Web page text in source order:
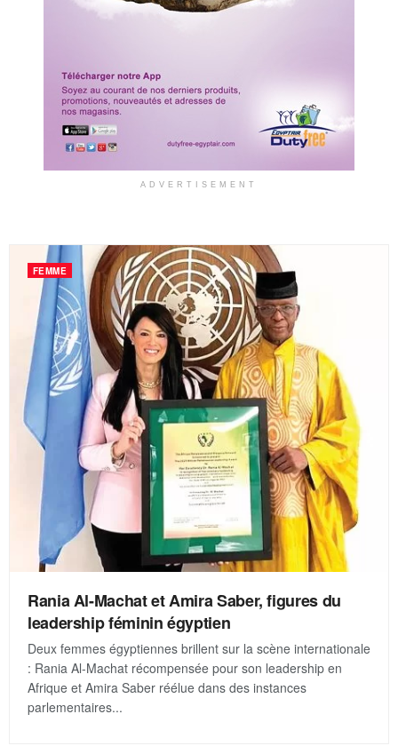
ADVERTISEMENT
FEMME
Rania Al-Machat et Amira Saber, figures du
leadership féminin égyptien
Deux femmes égyptiennes brillent sur la scène internationale
: Rania Al-Machat récompensée pour son leadership en
Afrique et Amira Saber réélue dans des instances
parlementaires...